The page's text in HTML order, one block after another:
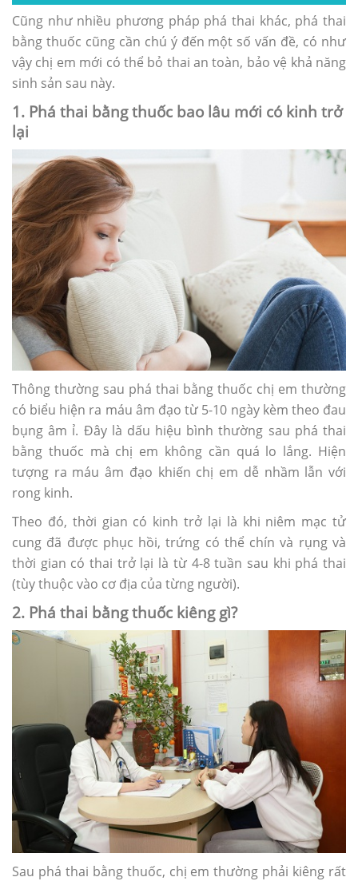
Cũng như nhiều phương pháp phá thai khác, phá thai
bằng thuốc cũng cần chú ý đến một số vấn đề, có như
vậy chị em mới có thể bỏ thai an toàn, bảo vệ khả năng
sinh sản sau này.
1. Phá thai bằng thuốc bao lâu mới có kinh trở
lại
Thông thường sau phá thai bằng thuốc chị em thường
có biểu hiện ra máu âm đạo từ 5-10 ngày kèm theo đau
bụng âm ỉ. Đây là dấu hiệu bình thường sau phá thai
bằng thuốc mà chị em không cần quá lo lắng. Hiện
tượng ra máu âm đạo khiến chị em dễ nhầm lẫn với
rong kinh.
Theo đó, thời gian có kinh trở lại là khi niêm mạc tử
cung đã được phục hồi, trứng có thể chín và rụng và
thời gian có thai trở lại là từ 4-8 tuần sau khi phá thai
(tùy thuộc vào cơ địa của từng người).
2. Phá thai bằng thuốc kiêng gì?
Sau phá thai bằng thuốc, chị em thường phải kiêng rất